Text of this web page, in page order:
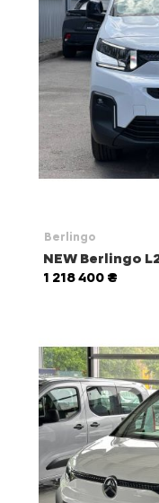
Berlingo
NEW Berlingo
1 218 400 ₴